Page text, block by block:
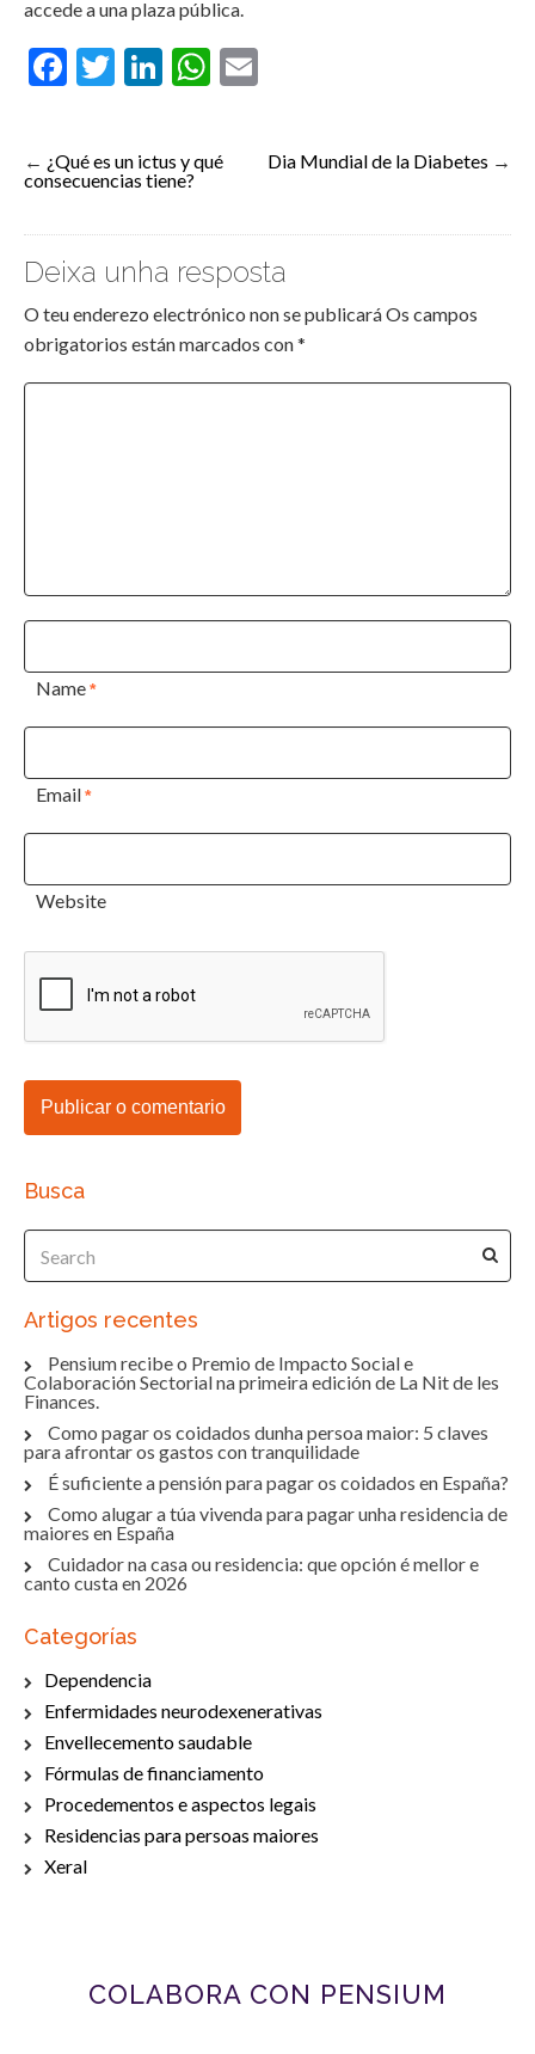
accede a una plaza pública.
Facebook
Twitter
LinkedIn
WhatsApp
Dia Mundial de la Diabetes →
← ¿Qué es un ictus y qué
consecuencias tiene?
Deixa unha resposta
O teu enderezo electrónico non se publicaráOs campos
obrigatorios están marcados con*
Name*
Email*
Website
Busca
Artigos recentes
Pensium recibe o Premio de Impacto Social e
Colaboración Sectorial na primeira edición de La Nit de les
Finances.
Como pagar os coidados dunha persoa maior: 5 claves
para afrontar os gastos con tranquilidade
É suficiente a pensión para pagar os coidados en España?
Como alugar a túa vivenda para pagar unha residencia de
maiores en España
Cuidador na casa ou residencia: que opción é mellor e
canto custa en 2026
Categorías
Dependencia
Enfermidades neurodexenerativas
Envellecemento saudable
Fórmulas de financiamento
Procedementos e aspectos legais
Residencias para persoas maiores
Xeral
COLABORA CON PENSIUM